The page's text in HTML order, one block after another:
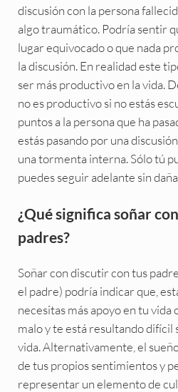
discusión con la persona
algo traumático. Podría sentir
lugar equivocado o que nada
la discusión. En realidad este
ser más productivo en la vida.
no es productivo si no estás
puntos a la persona que ha
estás pasando por una
una tormenta interna. Sólo tú
puedes seguir adelante sin
¿Qué significa soñar
padres?
Soñar con discutir con tus
el padre) podría indicar que,
necesitas más apoyo en tu vida
malo y te está resultando difícil
vida. Alternativamente, el
de tus propios sentimientos y
representar un elemento de